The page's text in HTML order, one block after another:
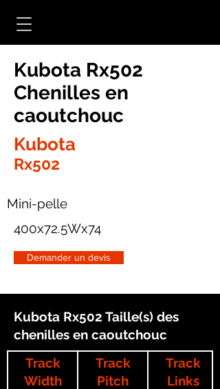
Kubota Rx502
Chenilles en
caoutchouc
Kubota
Rx502
Mini-pelle
400x72.5Wx74
Demander un devis
Kubota Rx502 Taille(s) des
chenilles en caoutchouc
Track
Width
Track
Pitch
Track
Links